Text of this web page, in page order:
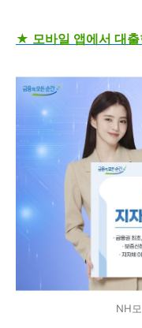
★ 모바일 앱에서 대출
NH